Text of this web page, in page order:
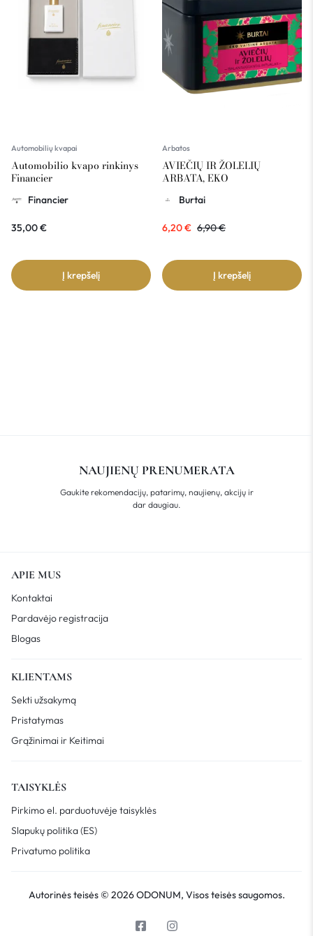
Automobilių kvapai
Automobilio kvapo rinkinys
Financier
Financier
35,00€
Į krepšelį
Arbatos
AVIEČIŲ IR ŽOLELIŲ
ARBATA, EKO
Burtai
6,90€
6,20€
Į krepšelį
NAUJIENŲ PRENUMERATA
Gaukite rekomendacijų, patarimų, naujienų, akcijų ir
dar daugiau.
APIE MUS
Kontaktai
Pardavėjo registracija
Blogas
KLIENTAMS
Sekti užsakymą
Pristatymas
Grąžinimai ir Keitimai
TAISYKLĖS
Pirkimo el. parduotuvėje taisyklės
Slapukų politika (ES)
Privatumo politika
Autorinės teisės © 2026 ODONUM, Visos teisės saugomos.